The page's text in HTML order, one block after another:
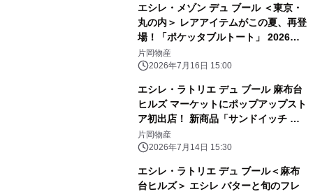
エシレ・メゾン デュ ブール ＜東京・
丸の内＞ レアアイテムがこの夏、再登
場！「ポケッタブルトート」 2026年7
月18日（土）～数量限定販売
片岡物産
2026年7月16日 15:00
エシレ・ラトリエ デュ ブール 麻布台
ヒルズ マーケットにポップアップスト
ア初出店！ 新商品「サンドイッチ ク
ロワッサン ぺシュ・メルバ」を先行発
売
片岡物産
2026年7月14日 15:30
エシレ・ラトリエ デュ ブール＜麻布
台ヒルズ＞ エシレ バターと旬のフレ